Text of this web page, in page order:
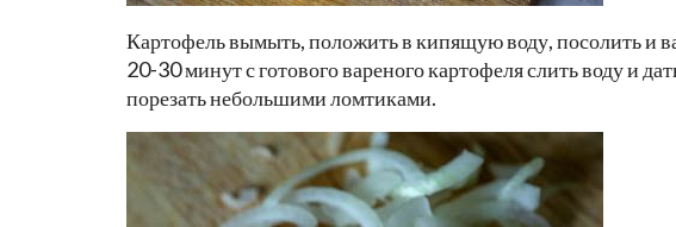
Картофель вымыть, положить в кипящую воду, посолить и
20-30 минут с готового вареного картофеля слить воду и
порезать небольшими ломтиками.